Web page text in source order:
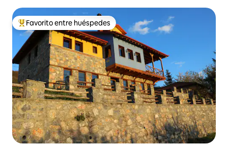
Favorito entre huéspedes preferido
Favorito entre huéspedes